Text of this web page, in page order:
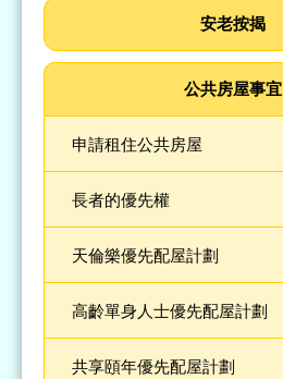
安老按揭
公共房屋事宜
共享頤年優先配屋計劃
高齡單身人士優先配屋計劃
天倫樂優先配屋計劃
長者的優先權
申請租住公共房屋